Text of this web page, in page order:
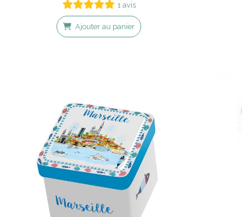
1 avis
Ajouter au panier